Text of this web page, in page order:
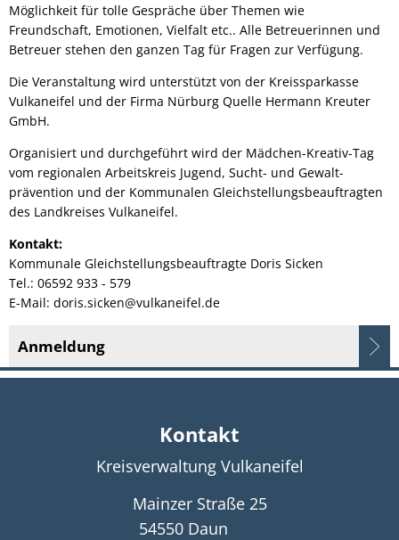
Möglichkeit für tolle Gespräche über Themen wie
Freundschaft, Emotionen, Vielfalt etc.. Alle Betreuerinnen und
Betreuer stehen den ganzen Tag für Fragen zur Verfügung.
Die Veranstaltung wird unterstützt von der Kreissparkasse
Vulkaneifel und der Firma Nürburg Quelle Hermann Kreuter
GmbH.
Organisiert und durchgeführt wird der Mädchen-Kreativ-Tag
vom regionalen Arbeitskreis Jugend, Sucht- und Gewalt-
prävention und der Kommunalen Gleichstellungsbeauftragten
des Landkreises Vulkaneifel.
Kontakt:
Kommunale Gleichstellungsbeauftragte Doris Sicken
Tel.: 06592 933 - 579
E-Mail: doris.sicken@vulkaneifel.de
Anmeldung
Kontakt
Kreisverwaltung Vulkaneifel
Mainzer Straße 25
54550 Daun